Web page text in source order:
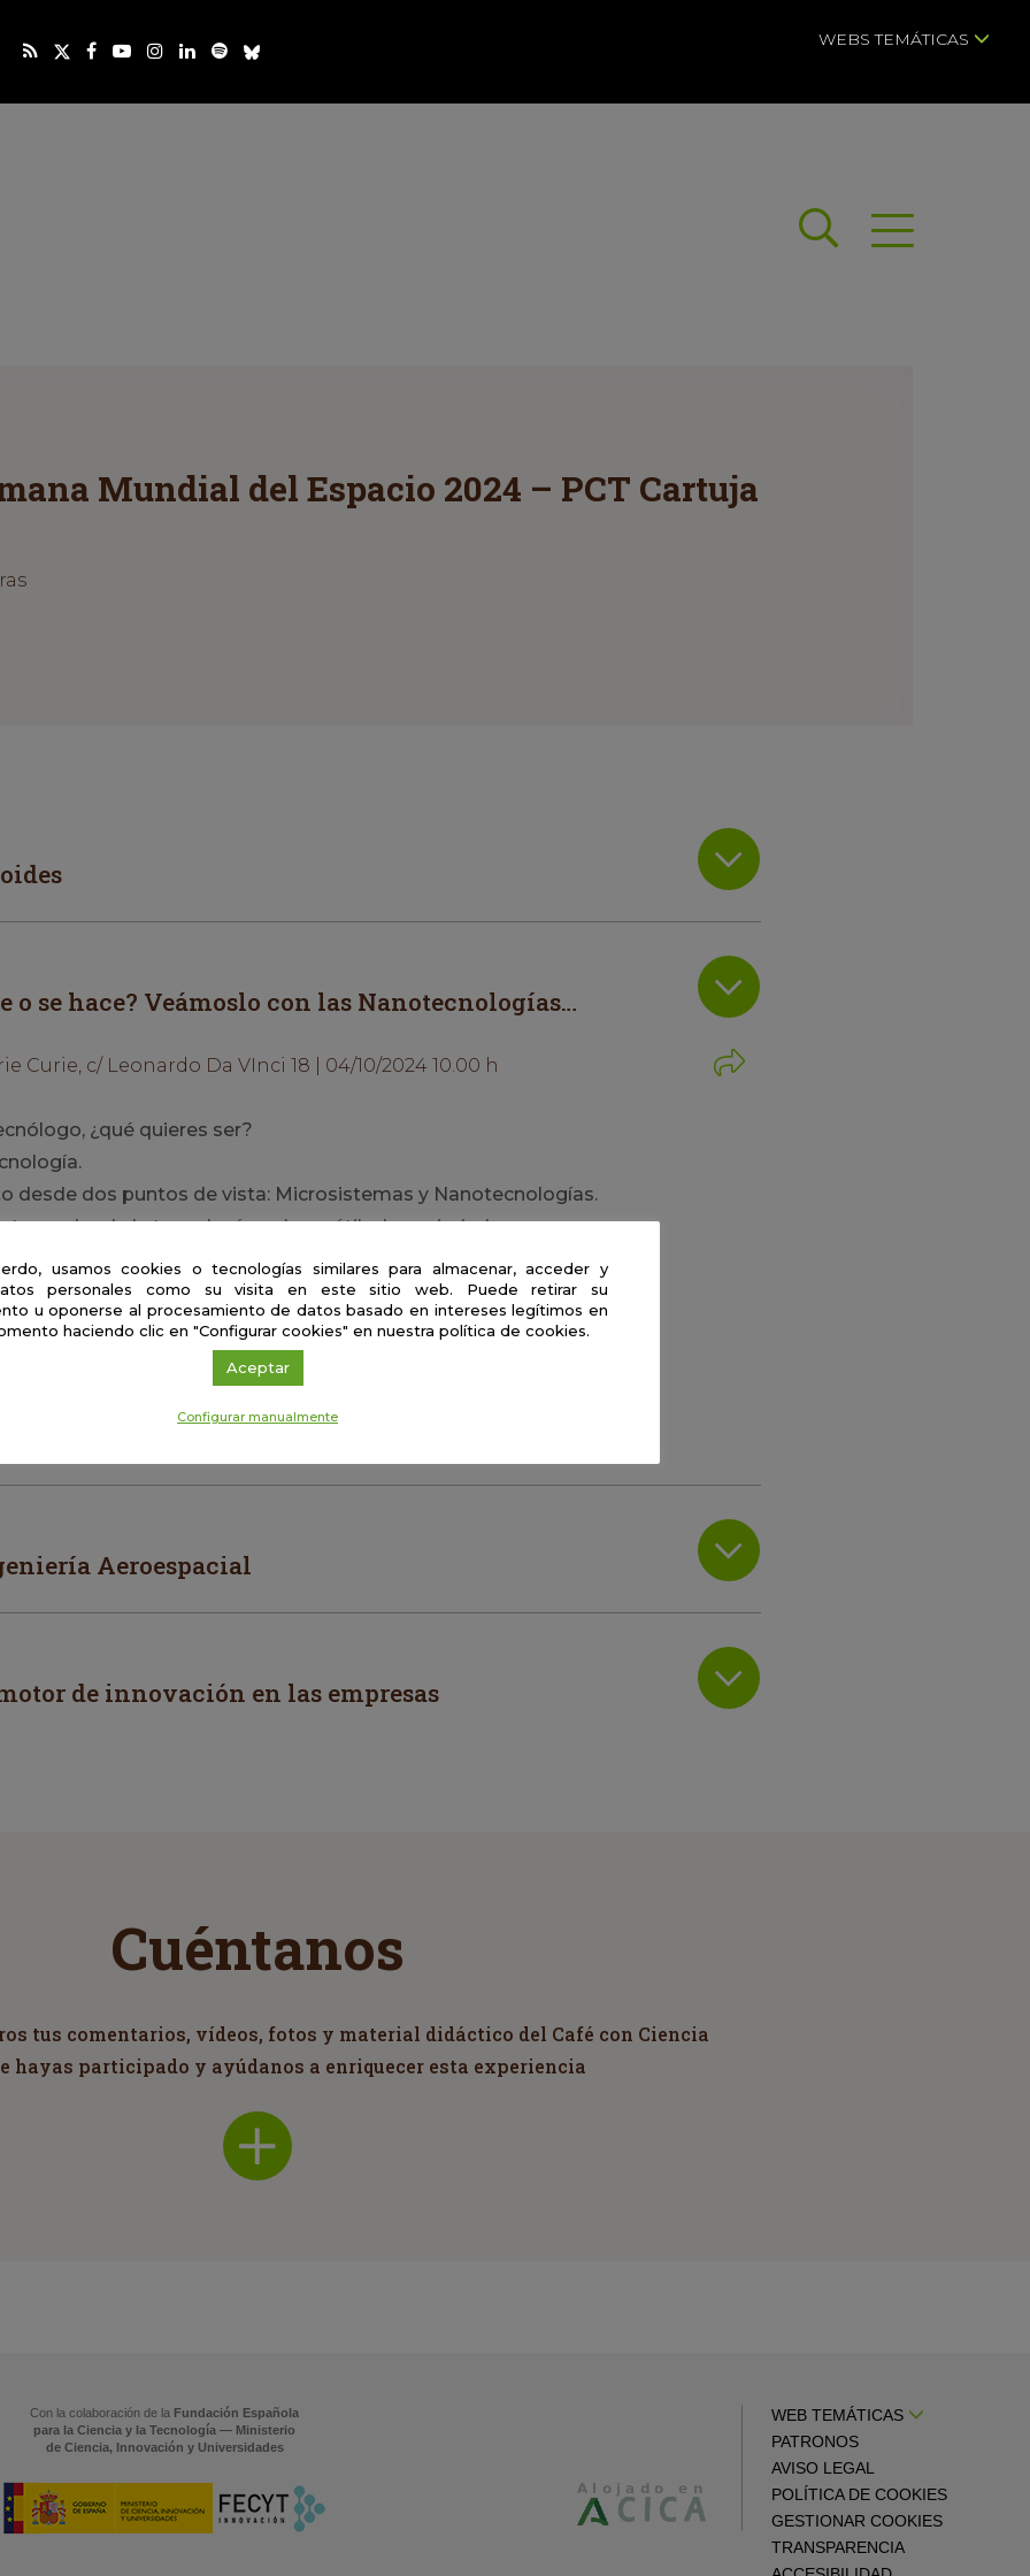
WEBS TEMÁTICAS
BuscarAbrir menú
Mundial del Espacio 2024 – PCT Cartuja
o se hace? Veámoslo con las Nanotecnologías…
Curie, c/ Leonardo Da VInci 18 | 04/10/2024 10.00 h
¿qué quieres ser?
desde dos puntos de vista: Microsistemas y Nanotecnologías.
donde la tecnología se hace útil a la sociedad.
Manuel Quero
Aeroespacial
de innovación en las empresas
Cuéntanos
tus comentarios, vídeos, fotos y material didáctico del Café con Ciencia
hayas participado y ayúdanos a enriquecer esta experiencia
Con la colaboración de la Fundación Española
para la Ciencia y la Tecnología — Ministerio
de Ciencia, Innovación y Universidades
WEB TEMÁTICAS
PATRONOS
AVISO LEGAL
POLÍTICA DE COOKIES
GESTIONAR COOKIES
TRANSPARENCIA
usamos cookies o tecnologías similares para almacenar, acceder y
personales como su visita en este sitio web. Puede retirar su
u oponerse al procesamiento de datos basado en intereses legítimos en
haciendo clic en "Configurar cookies" en nuestra política de cookies.
Aceptar
Configurar manualmente